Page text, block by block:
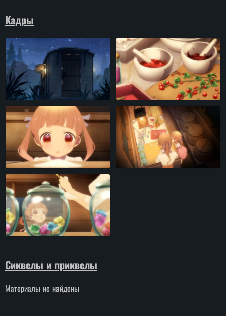
Кадры
Сиквелы и приквелы
Материалы не найдены